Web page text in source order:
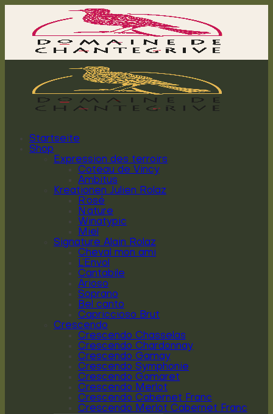
springen
Startseite
Shop
Expression des terroirs
Coteau de Vincy
Ambitus
Kreationen Julien Rolaz
R’osé
N’ature
Winatypic
Miel
Signature Alain Rolaz
Cheval mon ami
L’Envol
Cantabile
Arioso
Soprano
Bel canto
Capriccioso Brut
Crescendo
Crescendo Chasselas
Crescendo Chardonnay
Crescendo Gamay
Crescendo Symphonie
Crescendo Gamaret
Crescendo Merlot
Crescendo Cabernet Franc
Crescendo Merlot Cabernet Franc